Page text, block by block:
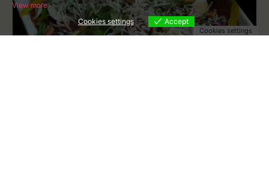
View more
Cookies settings
Accept
Cookies settings